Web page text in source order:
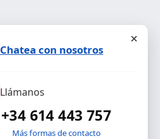
Chatea con nosotros
Llámanos
+34 614 443 757
Más formas de contacto